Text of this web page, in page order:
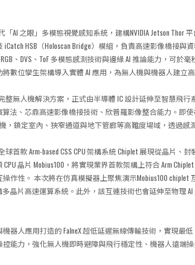
「AI 之眼」多模態視覺感知系統，建構NVIDIA Jetson Thor
HSB（Holoscan Bridge）模組，負責高速影像橋接
、DVS、ToF 多模態感測技術與邊緣 AI 推論能力，可
數位孿生架構導入實體 AI 應用，為無人機與機器人建立
整無人機解決方案，正式由半導體 IC 設計延伸至智慧飛
算法、芯鼎高速影像橋接技術、欣普羅影像整合能力。
機，鎖定室內、狹窄通道與地下管廊等高難度場域，透過
首款 Arm-based CSS CPU 架構系統 Chiplet 展現從晶片、
晶片 Mobius100，將實現業界首款架構上符合 Arm
作性。 本次將在仿真模擬器上聚焦演示Mobius100
晶片高速運算系統。此外，該互連技術也會延伸至物理
器人應用打造的 FalneX 超低延遲無線傳輸技術，實現最
能力，強化無人機即時避障與飛行穩定性、機器人遠端